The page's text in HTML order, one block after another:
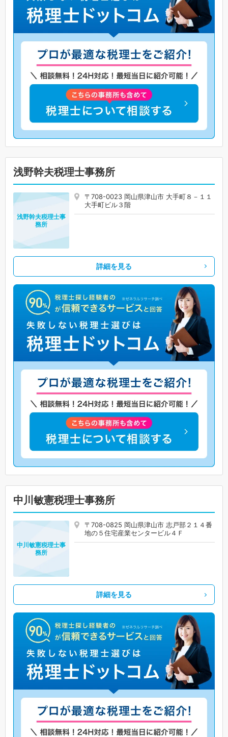
浅野幹夫税理士事務所
〒708-0023 岡山県津山市 大手町８－１１
大手町ビル３階
浅野幹夫税理士事
務所
詳細を見る
中川敏憲税理士事務所
〒708-0825 岡山県津山市 志戸部２１４番
地の５住宅産業センタービル４Ｆ
中川敏憲税理士事
務所
詳細を見る